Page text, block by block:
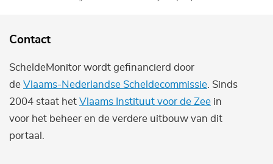
Contact
ScheldeMonitor wordt gefinancierd door
de Vlaams-Nederlandse Scheldecommissie . Sinds
2004 staat het Vlaams Instituut voor de Zee in
voor het beheer en de verdere uitbouw van dit
portaal.